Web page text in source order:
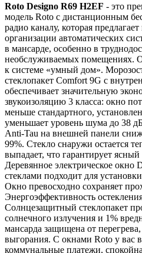
Roto Designo R69 H2EF - это
модель Roto с дистанционным
радио каналу, которая
организации автоматических
в мансарде, особенно в
необслуживаемых помещениях.
к системе «умный дом».
стеклопакет Comfort 9G с
обеспечивает значительную
звукоизоляцию 3 класса: окно
меньше стандартного,
уменьшает уровень шума до 38
Anti-Tau на внешней панели
99%. Стекло снаружи остается
выпадает, что гарантирует
Деревянное электрическое окно
стеклами подходит для
Окно превосходно сохраняет
Энергоэффективность
Солнцезащитный стеклопакет
солнечного излучения и 1%
мансарда защищена от
выгорания. С окнами Roto у вас
коммунальные платежи,